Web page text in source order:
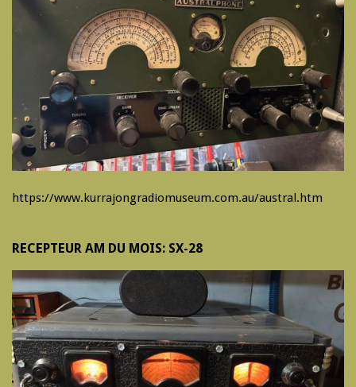
https://www.kurrajongradiomuseum.com.au/austral.htm
RECEPTEUR AM DU MOIS: SX-28